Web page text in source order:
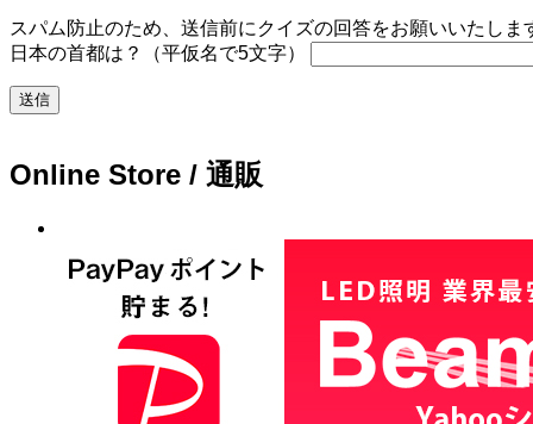
スパム防止のため、送信前にクイズの回答をお願いいたしま
日本の首都は？（平仮名で5文字）
Online Store / 通販